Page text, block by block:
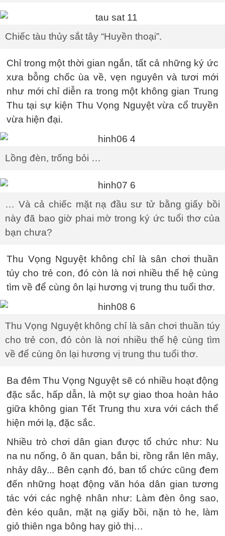
Chiếc tàu thủy sắt tây “Huyền thoại”.
Chỉ trong một thời gian ngắn, tất cả những ký ức
xưa bỗng chốc ùa về, vẹn nguyên và tươi mới
như mới chỉ diễn ra trong một không gian Trung
Thu tại sự kiện Thu Vọng Nguyệt vừa cổ truyền
vừa hiện đại.
Lồng đèn, trống bỏi …
… Và cả chiếc mặt nạ đầu sư tử bằng giấy bồi
này đã bao giờ phai mờ trong ký ức tuổi thơ của
bạn chưa?
Thu Vọng Nguyệt không chỉ là sân chơi thuần
túy cho trẻ con, đó còn là nơi nhiều thế hệ cùng
tìm về để cùng ôn lại hương vị trung thu tuổi thơ.
Thu Vọng Nguyệt không chỉ là sân chơi thuần túy
cho trẻ con, đó còn là nơi nhiều thế hệ cùng tìm
về để cùng ôn lại hương vị trung thu tuổi thơ.
Ba đêm Thu Vọng Nguyệt sẽ có nhiều hoạt động
đặc sắc, hấp dẫn, là một sự giao thoa hoàn hảo
giữa không gian Tết Trung thu xưa với cách thể
hiện mới lạ, đặc sắc.
Nhiều trò chơi dân gian được tổ chức như: Nu
na nu nống, ô ăn quan, bắn bi, rồng rắn lên mây,
nhảy dây... Bên cạnh đó, ban tổ chức cũng đem
đến những hoạt động văn hóa dân gian tương
tác với các nghệ nhân như: Làm đèn ông sao,
đèn kéo quân, mặt nạ giấy bồi, nặn tò he, làm
giỏ thiên nga bông hay giỏ thị…